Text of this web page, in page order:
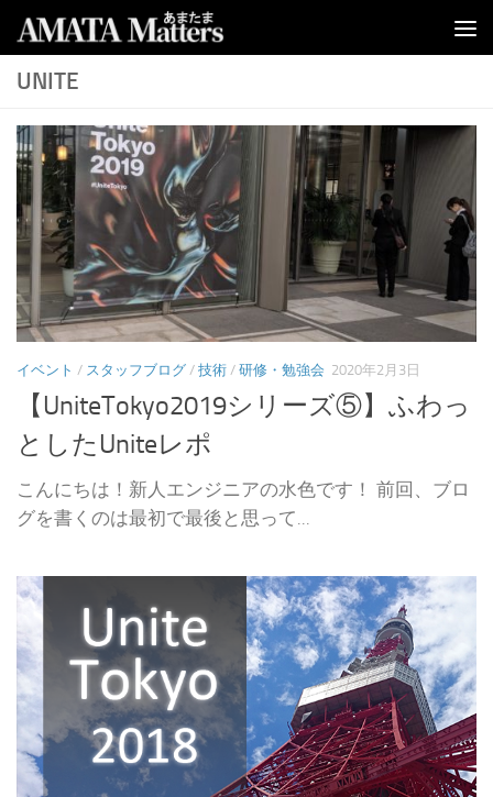
コンテンツへスキップ
UNITE
イベント / スタッフブログ / 技術 / 研修・勉強会 2020年2月3日
【UniteTokyo2019シリーズ⑤】ふわっ
としたUniteレポ
こんにちは！新人エンジニアの水色です！ 前回、ブロ
グを書くのは最初で最後と思って...